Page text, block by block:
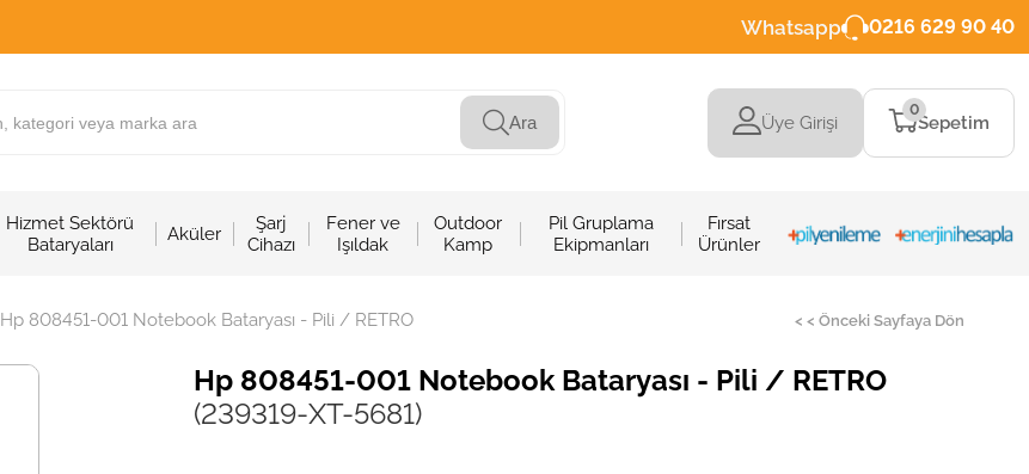
Whatsapp 0216 629 90 40
Ara Üye Girişi Sepetim
0
Hizmet Sektörü
Bataryaları
Aküler
Şarj
Cihazı
Fener ve
Işıldak
Outdoor
Kamp
Pil Gruplama
Ekipmanları
Fırsat
Ürünler
Hp 808451-001 Notebook Bataryası - Pili / RETRO < < Önceki Sayfaya Dön
Hp 808451-001 Notebook Bataryası - Pili / RETRO
(239319-XT-5681)